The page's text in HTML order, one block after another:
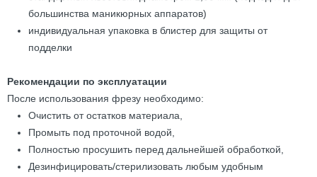
большинства маникюрных аппаратов)
индивидуальная упаковка в блистер для защиты от
подделки
Рекомендации по эксплуатации
После использования фрезу необходимо:
Очистить от остатков материала,
Промыть под проточной водой,
Полностью просушить перед дальнейшей обработкой,
Дезинфицировать/стерилизовать любым удобным